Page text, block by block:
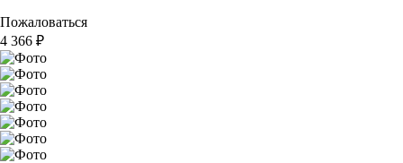
Пожаловаться
4 366 ₽